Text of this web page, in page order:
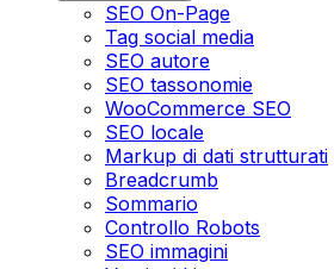
SEO On-Page
Tag social media
SEO autore
SEO tassonomie
WooCommerce SEO
SEO locale
Markup di dati strutturati
Breadcrumb
Sommario
Controllo Robots
SEO immagini